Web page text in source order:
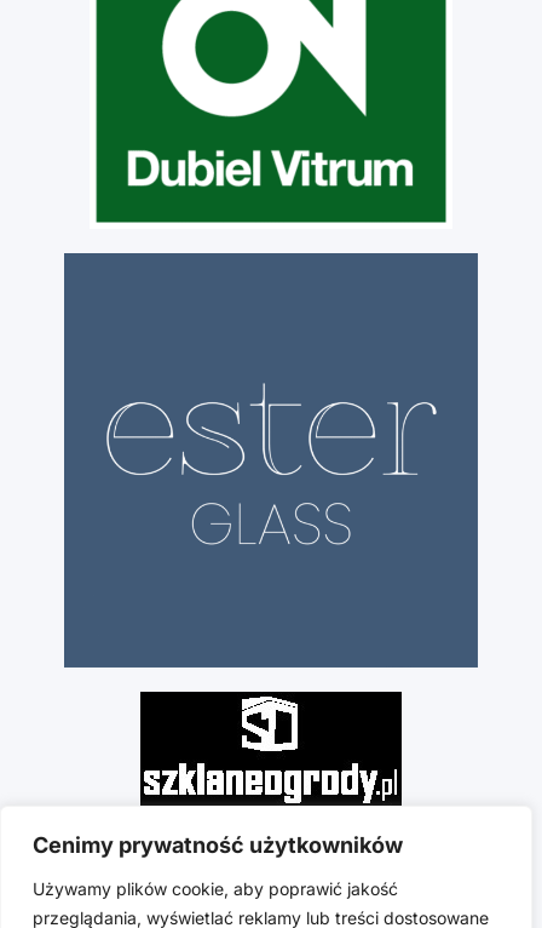
Cenimy prywatność użytkowników
Używamy plików cookie, aby poprawić jakość
przeglądania, wyświetlać reklamy lub treści dostosowane